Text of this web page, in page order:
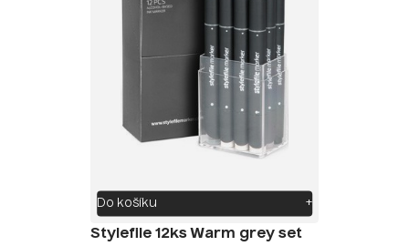
Do košíku +
Stylefile 12ks Warm grey set